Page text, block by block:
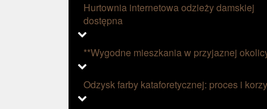
Hurtownia internetowa odzieży damskiej
dostępna
**Wygodne mieszkania w przyjaznej
Odzysk farby kataforetycznej: proces i